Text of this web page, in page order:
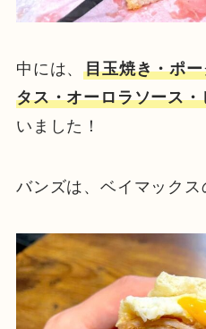
中には、目玉焼き・ポ
タス・オーロラソース
いました！
バンズは、ベイマックス